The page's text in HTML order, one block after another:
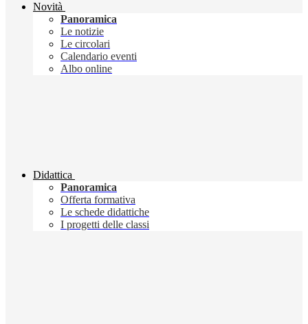
Novità
Panoramica
Le notizie
Le circolari
Calendario eventi
Albo online
Didattica
Panoramica
Offerta formativa
Le schede didattiche
I progetti delle classi